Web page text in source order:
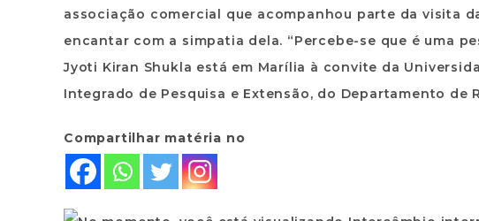
associação comercial que acompanhou parte da visita
encantar com a simpatia dela. “Percebe-se que é uma
Jyoti Kiran Shukla está em Marília à convite da
Integrado de Pesquisa e Extensão, do Departamento de
Compartilhar matéria no